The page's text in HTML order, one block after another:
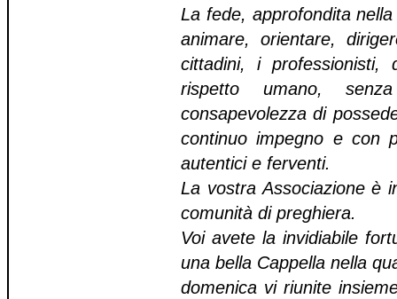
La fede, approfondita
animare, orientare,
cittadini, i professionisti,
rispetto umano,
consapevolezza di
continuo impegno e con
autentici e ferventi.
La vostra Associazione è
comunità di preghiera.
Voi avete la invidiabile
una bella Cappella nella
domenica vi riunite